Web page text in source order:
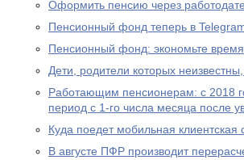
Оформить пенсию через
Пенсионный фонд теперь в
Пенсионный фонд: экономьте
Дети, родители которых
Работающим пенсионерам: с 2018
период с 1-го числа месяца после
Куда поедет мобильная
В августе ПФР производит